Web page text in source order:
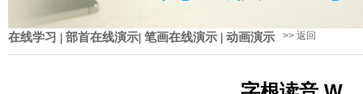
在线学习 | 部首在线演示| 笔画在线演示 | 动画演示 >> 返回